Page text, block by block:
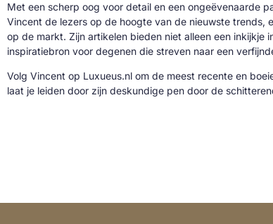
Met een scherp oog voor detail en een ongeëvenaarde
Vincent de lezers op de hoogte van de nieuwste
op de markt. Zijn artikelen bieden niet alleen een inkijkje
inspiratiebron voor degenen die streven naar een
Volg Vincent op Luxueus.nl om de meest recente en
laat je leiden door zijn deskundige pen door de